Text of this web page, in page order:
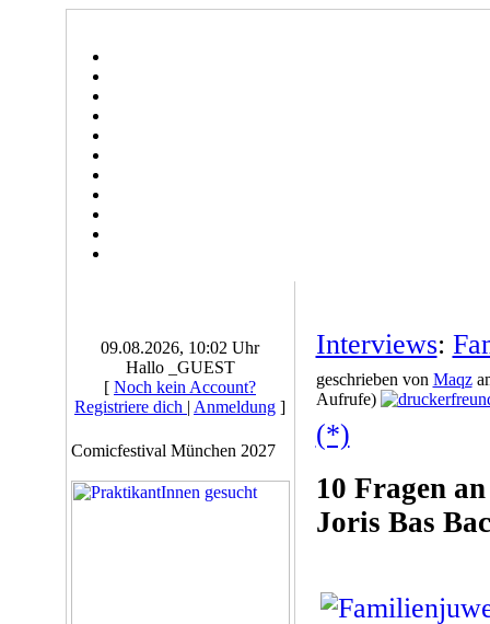
09.08.2026, 10:02 Uhr
Hallo _GUEST
[ Noch kein Account?
Registriere dich | Anmeldung ]
Comicfestival München 2027
Interviews:
geschrieben von Maqz
Aufrufe)
(*)
10 Fragen
Joris Bas